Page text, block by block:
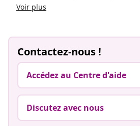
Voir plus
Contactez-nous !
Accédez au Centre d'aide
Discutez avec nous